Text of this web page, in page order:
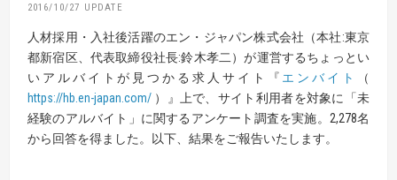
2016/10/27
人材採用・入社後活躍のエン・ジャパン株式会社（本社:東京
都新宿区、代表取締役社長:鈴木孝二）が運営するちょっとい
いアルバイトが見つかる求人サイト『 エンバイト
（
https://hb.en-japan.com/ ）』上で、サイト利用者を対象に「未
経験のアルバイト」に関するアンケート調査を実施。2,278名
から回答を得ました。以下、結果をご報告いたします。